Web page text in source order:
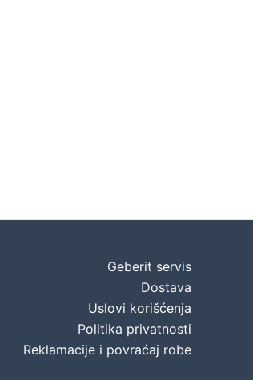
Geberit servis
Dostava
Uslovi korišćenja
Politika privatnosti
Reklamacije i povraćaj robe